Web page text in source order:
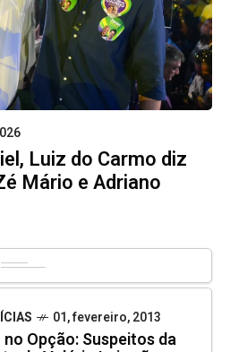
Luiz do Carmo diz
Mário e Adriano
01, fevereiro, 2013
no Opção: Suspeitos da